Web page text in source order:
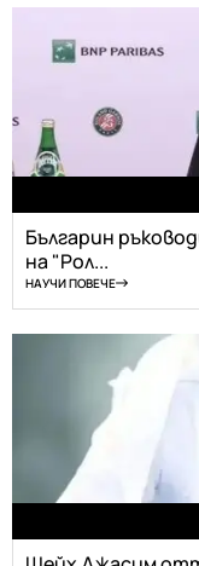
Българин
на "Рол...
НАУЧИ ПОВЕЧЕ